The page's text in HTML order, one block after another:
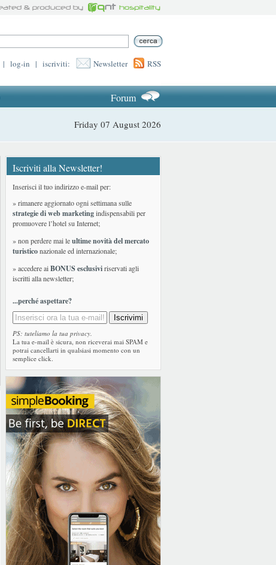
| log-in | iscriviti: Newsletter RSS
Forum
Friday 07 August 2026
Iscriviti alla Newsletter!
Inserisci il tuo indirizzo e-mail per:
» rimanere aggiornato ogni settimana sulle
strategie di web marketingindispensabili per
promuovere l’hotel su Internet;
» non perdere mai leultime novità del mercato
turisticonazionale ed internazionale;
» accedere aiBONUS esclusiviriservati agli
iscritti alla newsletter;
...perché aspettare?
PS: tuteliamo la tua privacy.
La tua e-mail è sicura, non riceverai mai SPAM e
potrai cancellarti in qualsiasi momento con un
semplice click.